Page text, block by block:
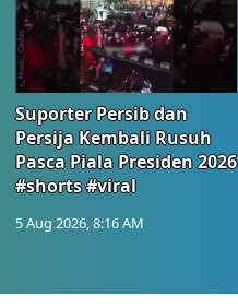
Suporter Persib dan
Persija Kembali Rusuh
Pasca Piala Presiden 2026
#shorts #viral
5 Aug 2026, 8:16 AM